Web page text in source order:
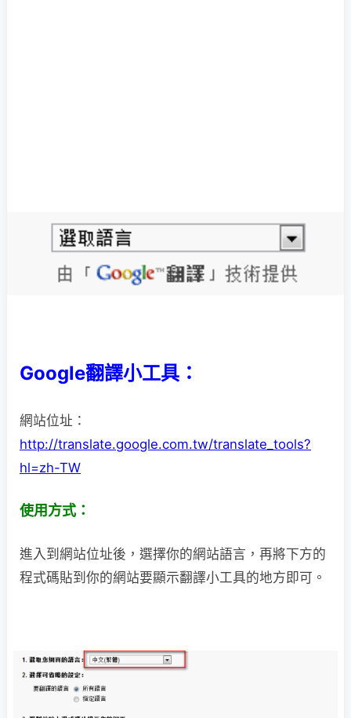
Google翻譯小工具：
網站位址：
http://translate.google.com.tw/translate_tools?
hl=zh-TW
使用方式：
進入到網站位址後，選擇你的網站語言，再將下方的
程式碼貼到你的網站要顯示翻譯小工具的地方即可。